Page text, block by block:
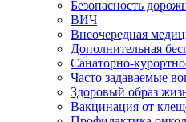
Безопасность
ВИЧ
Внеочередная
Дополнительная
Санаторно-
Часто задаваемые
Здоровый образ
Вакцинация от